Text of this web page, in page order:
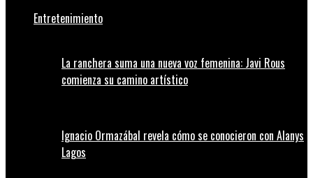
Entretenimiento
La ranchera suma una nueva voz femenina: Javi Rous
comienza su camino artístico
Ignacio Ormazábal revela cómo se conocieron con Alanys
Lagos